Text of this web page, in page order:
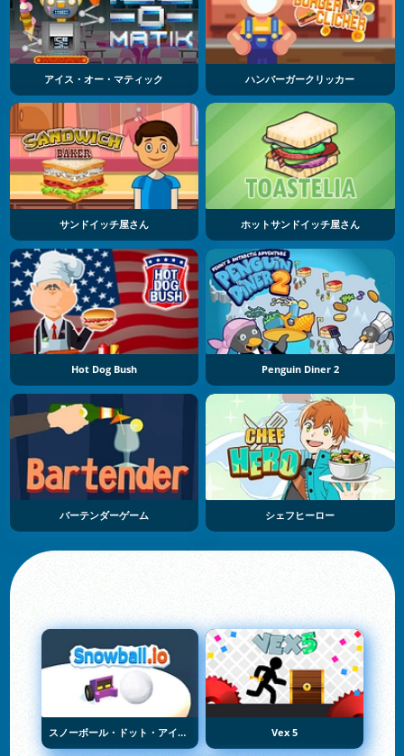
アイス・オー・マティック ハンバーガークリッカー
サンドイッチ屋さん ホットサンドイッチ屋さん
Hot Dog Bush Penguin Diner 2
バーテンダーゲーム シェフヒーロー
スノーボール・ドット・アイオー Vex 5